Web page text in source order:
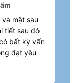
mặt sau
tiết sau đó
bất kỳ vấn
đạt yêu